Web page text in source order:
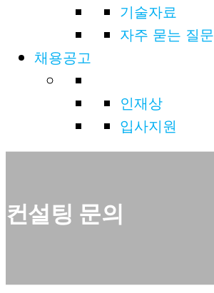
기술자료
자주 묻는 질문
채용공고
인재상
입사지원
컨설팅 문의